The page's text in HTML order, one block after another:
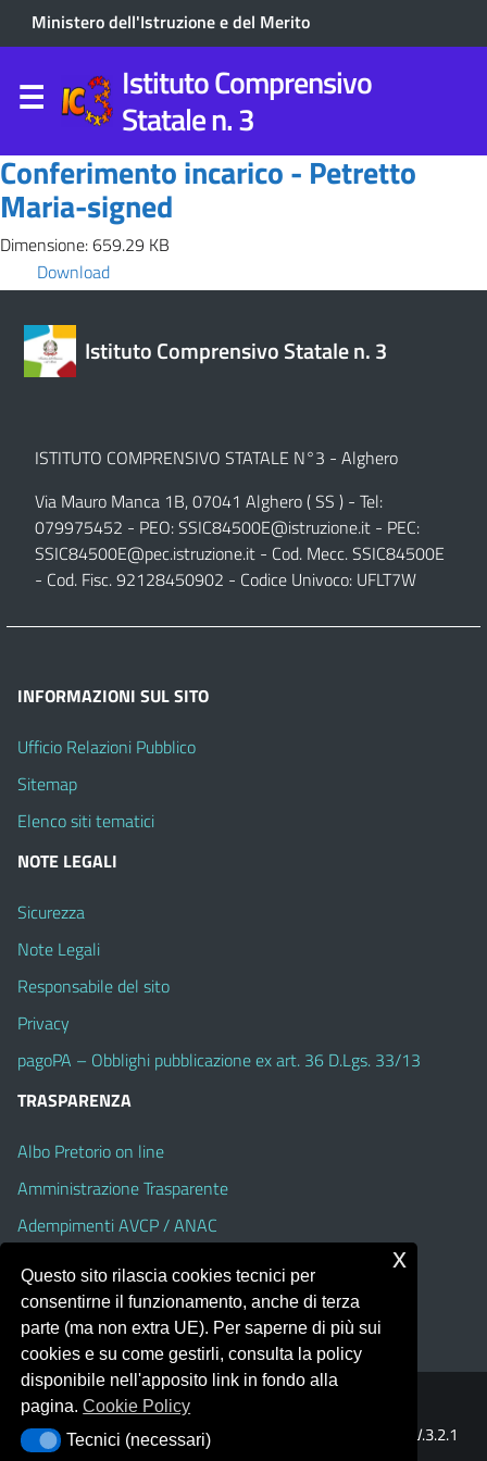
Ministero dell'Istruzione e del Merito
Istituto Comprensivo
Statale n. 3
Conferimento incarico - Petretto
Maria-signed
Dimensione: 659.29 KB
Download
Istituto Comprensivo Statale n. 3
ISTITUTO COMPRENSIVO STATALE N°3 - Alghero
Via Mauro Manca 1B, 07041 Alghero ( SS ) - Tel:
079975452 - PEO:SSIC84500E@istruzione.it - PEC:
SSIC84500E@pec.istruzione.it - Cod. Mecc. SSIC84500E
- Cod. Fisc. 92128450902 - Codice Univoco: UFLT7W
INFORMAZIONI SUL SITO
Ufficio Relazioni Pubblico
Sitemap
Elenco siti tematici
NOTE LEGALI
Sicurezza
Note Legali
Responsabile del sito
Privacy
pagoPA – Obblighi pubblicazione ex art. 36 D.Lgs. 33/13
TRASPARENZA
Albo Pretorio on line
Amministrazione Trasparente
Adempimenti AVCP / ANAC
Accesso Civico
Dichiarazione di accessibilità
Portale realizzato con la piattaforma
Template Italia configurato sul tema accessibile
V.3.2.1
Questo sito rilascia cookies tecnici per
consentirne il funzionamento, anche di terza
parte (ma non extra UE). Per saperne di più sui
cookies e su come gestirli, consulta la policy
disponibile nell'apposito link in fondo alla
pagina.Cookie Policy
Tecnici (necessari)
Tecnici (necessari)
x